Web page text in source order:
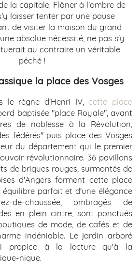
la capitale. Flâner à l'ombre de
laisser tenter par une pause
de visiter la maison du grand
absolue nécessité, ne pas s'y
au contraire un véritable
péché !
la place des Vosges
le règne d'Henri IV, cette place
baptisée "place Royale", avant
de noblesse à la Révolution,
fédérés" puis place des Vosges
du département qui le premier
révolutionnaire. 36 pavillons
de briques rouges, surmontés de
d'Angers forment cette place
parfait et d'une élégance
de-chaussée, ombragés de
en plein cintre, sont ponctués
de mode, de cafés et de
indéniable. Le jardin arboré
propice à la lecture qu'à la
nique.